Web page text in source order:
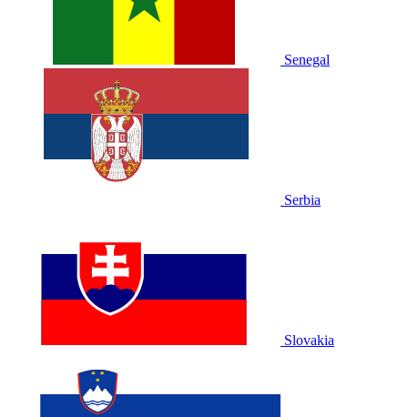
Senegal
Serbia
Slovakia